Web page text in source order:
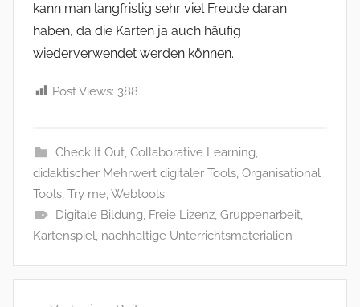
kann man langfristig sehr viel Freude daran
haben, da die Karten ja auch häufig
wiederverwendet werden können.
Post Views: 388
Check It Out, Collaborative Learning,
didaktischer Mehrwert digitaler Tools, Organisational
Tools, Try me,Webtools
Digitale Bildung, Freie Lizenz, Gruppenarbeit,
Kartenspiel, nachhaltige Unterrichtsmaterialien